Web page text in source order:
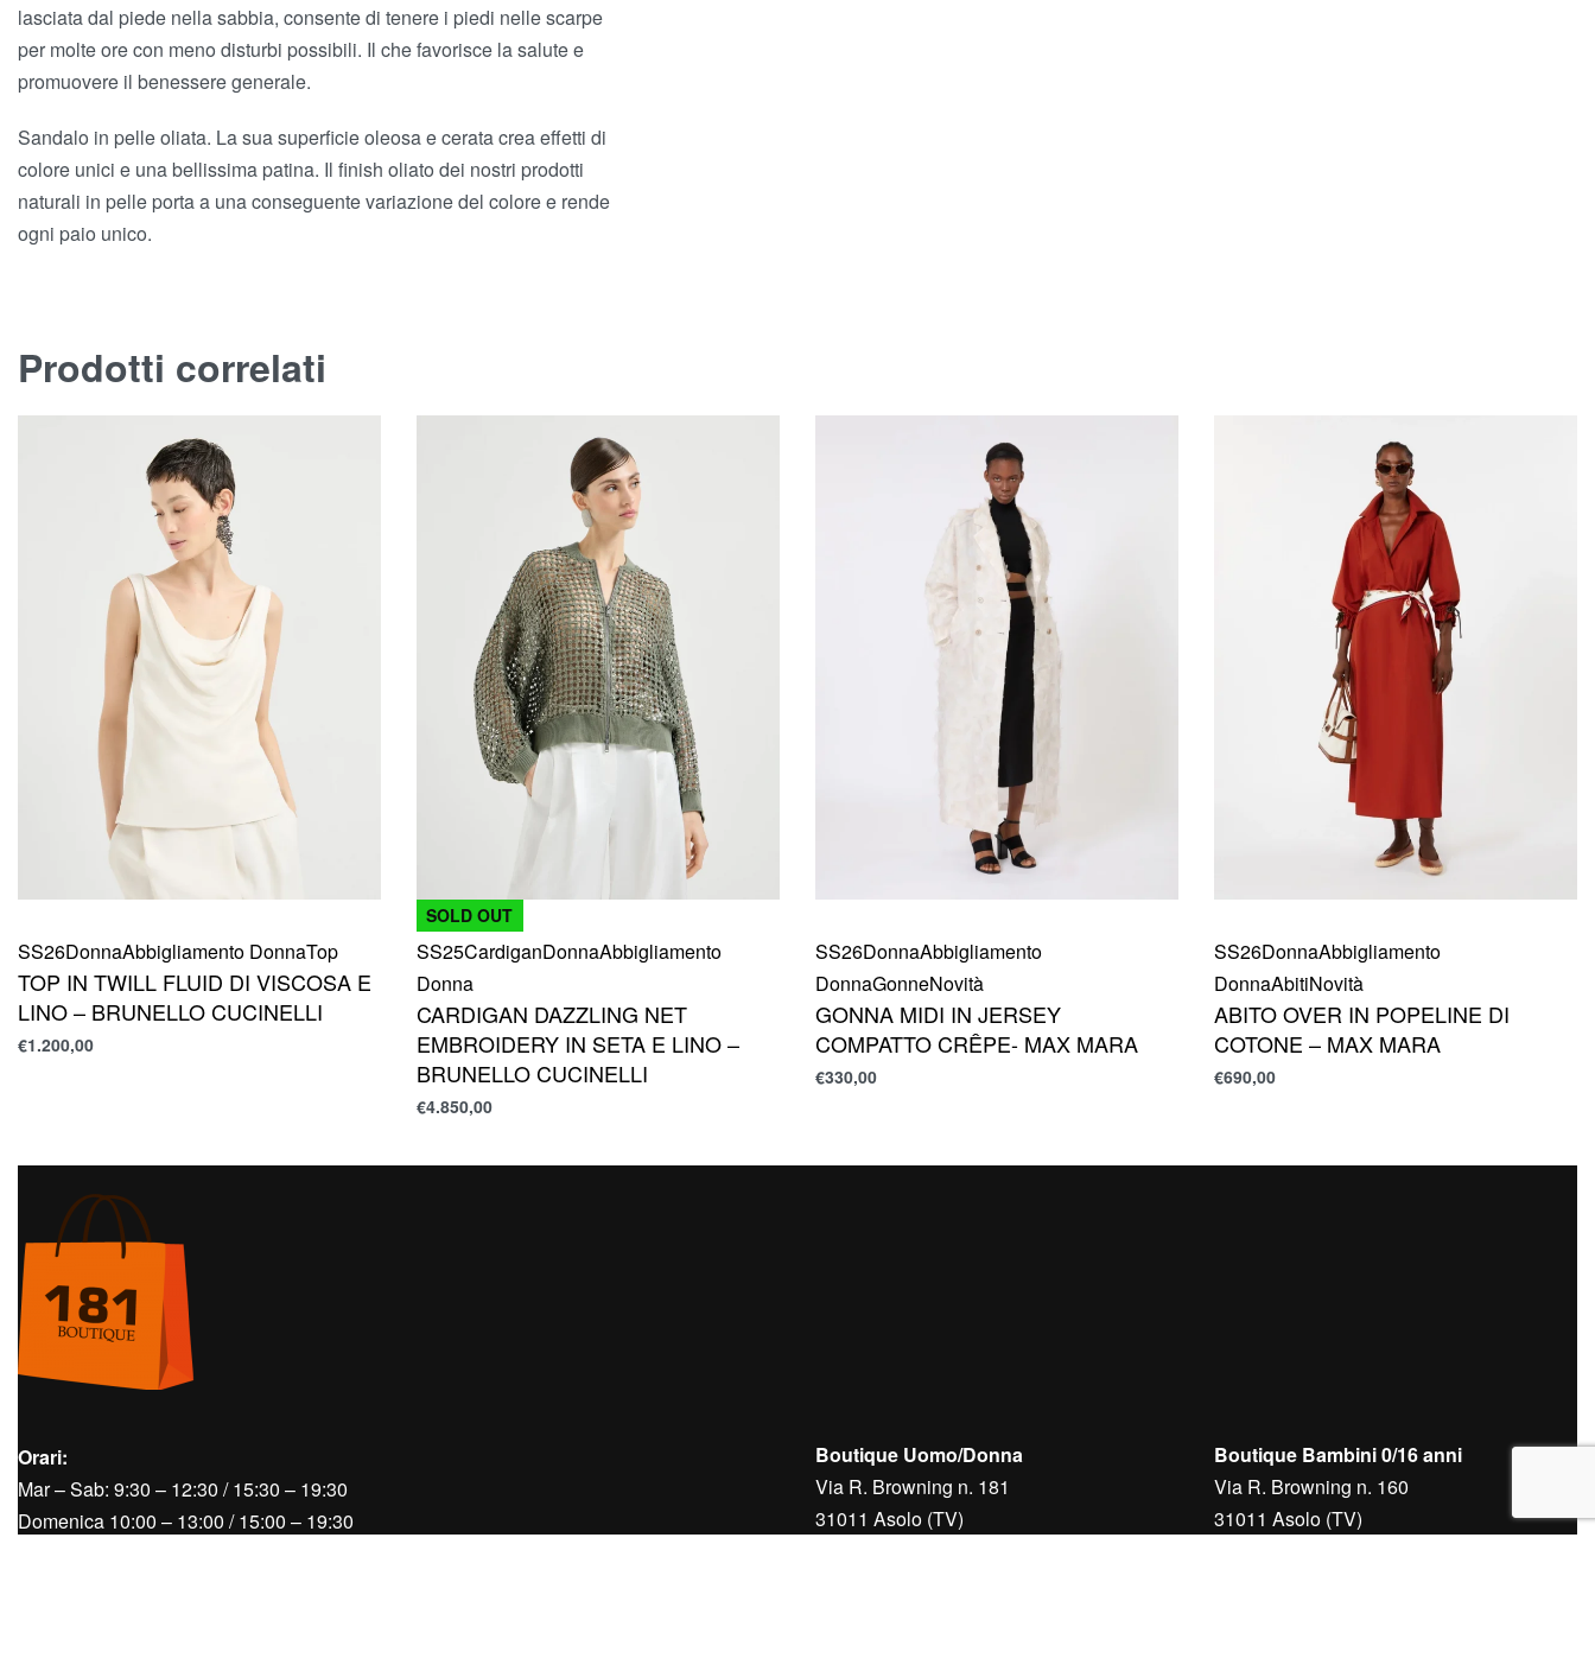
lasciata dal piede nella sabbia, consente di tenere i piedi nelle scarpe
per molte ore con meno disturbi possibili. Il che favorisce la salute e
promuovere il benessere generale.
Sandalo in pelle oliata. La sua superficie oleosa e cerata crea effetti di
colore unici e una bellissima patina. Il finish oliato dei nostri prodotti
naturali in pelle porta a una conseguente variazione del colore e rende
ogni paio unico.
Prodotti correlati
SS26DonnaAbbigliamento DonnaTop
TOP IN TWILL FLUID DI VISCOSA E
LINO – BRUNELLO CUCINELLI
€1.200,00
SOLD OUT
SS25CardiganDonnaAbbigliamento
Donna
CARDIGAN DAZZLING NET
EMBROIDERY IN SETA E LINO –
BRUNELLO CUCINELLI
€4.850,00
SS26DonnaAbbigliamento
DonnaGonneNovità
GONNA MIDI IN JERSEY
COMPATTO CRÊPE- MAX MARA
€330,00
SS26DonnaAbbigliamento
DonnaAbitiNovità
ABITO OVER IN POPELINE DI
COTONE – MAX MARA
€690,00
Orari:
Mar – Sab: 9:30 – 12:30 / 15:30 – 19:30
Domenica 10:00 – 13:00 / 15:00 – 19:30
Boutique Uomo/Donna
Via R. Browning n. 181
31011 Asolo (TV)
Boutique Bambini 0/16 anni
Via R. Browning n. 160
31011 Asolo (TV)